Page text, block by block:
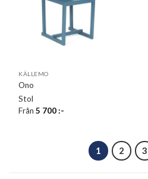
KÄLLEMO
Ono
Stol
Från5 700:-
1 2 3